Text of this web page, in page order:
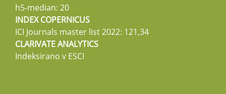
h5-median: 20
INDEX COPERNICUS
ICI Journals master list 2022: 121,34
CLARIVATE ANALYTICS
Indeksirano v ESCI